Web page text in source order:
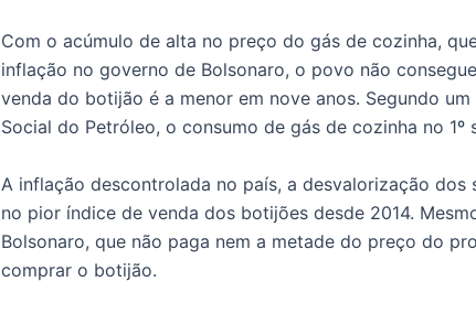
Com o acúmulo de alta no preço do gás de cozinha,
inflação no governo de Bolsonaro, o povo não
venda do botijão é a menor em nove anos. Segundo
Social do Petróleo, o consumo de gás de cozinha no 1º
A inflação descontrolada no país, a desvalorização dos
no pior índice de venda dos botijões desde 2014.
Bolsonaro, que não paga nem a metade do preço do
comprar o botijão.